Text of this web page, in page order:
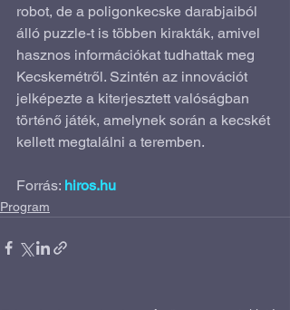
robot, de a poligonkecske darabjaiból
álló puzzle-t is többen kirakták, amivel
hasznos információkat tudhattak meg
Kecskemétről. Szintén az innovációt
jelképezte a kiterjesztett valóságban
történő játék, amelynek során a kecskét
kellett megtalálni a teremben.
Forrás: hiros.hu
Program